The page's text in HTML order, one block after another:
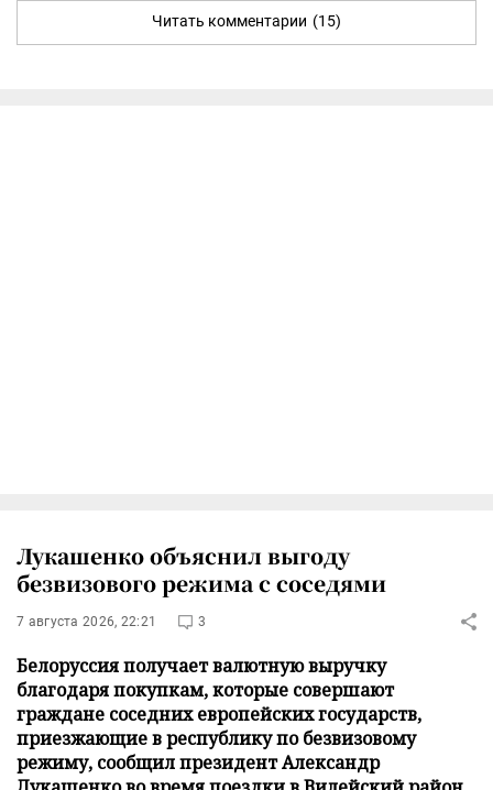
Читать комментарии (15)
Лукашенко объяснил выгоду
безвизового режима с соседями
7 августа 2026, 22:21 3
Белоруссия получает валютную выручку
благодаря покупкам, которые совершают
граждане соседних европейских государств,
приезжающие в республику по безвизовому
режиму, сообщил президент Александр